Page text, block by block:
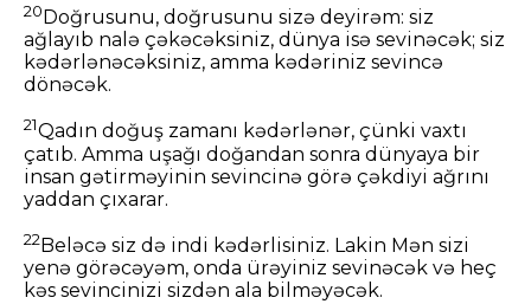
20 Doğrusunu, doğrusunu sizə deyirəm: siz
ağlayıb nalə çəkəcəksiniz, dünya isə sevinəcək; siz
kədərlənəcəksiniz, amma kədəriniz sevincə
dönəcək.
21Qadın doğuş zamanı kədərlənər, çünki vaxtı
çatıb. Amma uşağı doğandan sonra dünyaya bir
insan gətirməyinin sevincinə görə çəkdiyi ağrını
yaddan çıxarar.
22Beləcə siz də indi kədərlisiniz. Lakin Mən sizi
yenə görəcəyəm, onda ürəyiniz sevinəcək və heç
kəs sevincinizi sizdən ala bilməyəcək.